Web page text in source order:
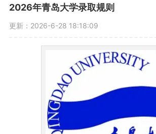
2026年青岛大学录取规则
更新：2026-6-28 18:18:09